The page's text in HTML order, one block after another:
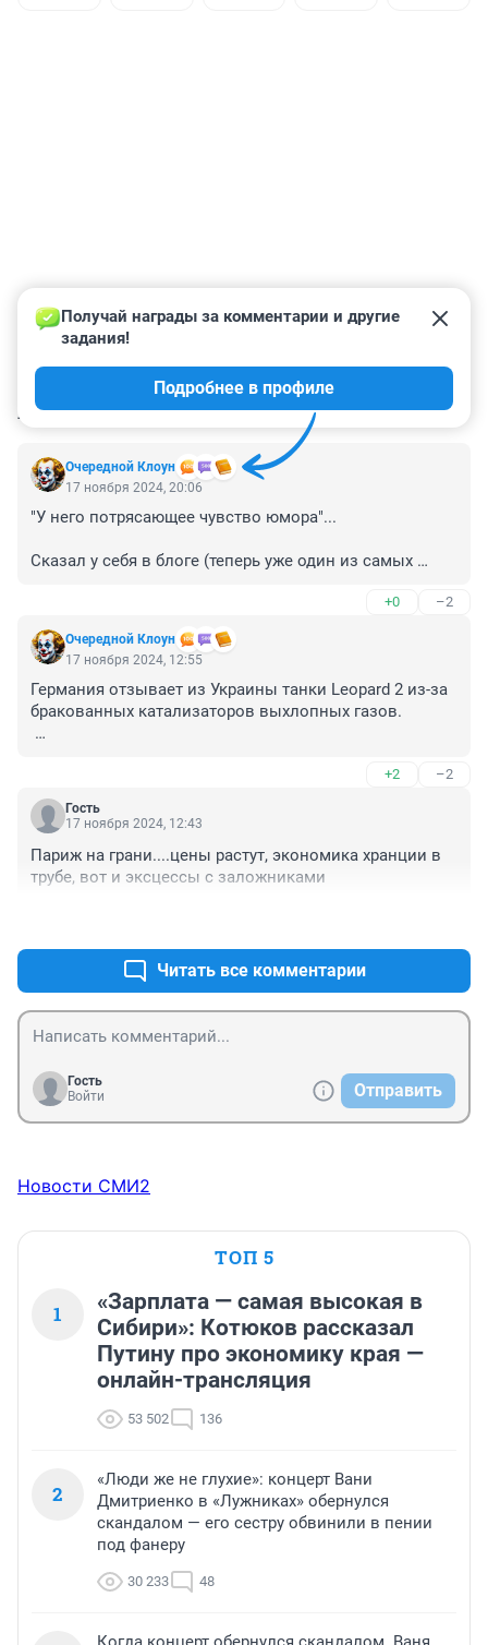
КОММЕНТАРИИ 7
Очередной Клоун
Получай награды за комментарии и другие
задания!
Подробнее в профиле
17 ноября 2024, 20:06
"У него потрясающее чувство юмора"...
Сказал у себя в блоге (теперь уже один из самых
Именно так он оценил реплику Зеленского, что
"Украина независимая от США страна, которую никто
не заставит сесть за стол переговоров, чтобы просто
"сидеть и слушать" (что им будут диктовать)".
+0 –2
Очередной Клоун
17 ноября 2024, 12:55
Германия отзывает из Украины танки Leopard 2 из-за
бракованных катализаторов выхлопных газов.
министерства обороны Германии объявил об отзыве
из Украины всех ранее поставленных танков Leopard
2 – оказалось, что в них могли использоваться
Боевые машины должны быть доставлены в ФРГ до
января, а устранение недостатков займёт ещё около 6
+2 –2
Гость
17 ноября 2024, 12:43
Париж на грани....цены растут, экономика хранции в
трубе, вот и эксцессы с заложниками
Читать все комментарии
Гость
Войти
Отправить
Новости СМИ2
ТОП 5
1
«Зарплата — самая высокая в
Сибири»: Котюков рассказал
Путину про экономику края —
онлайн-трансляция
53 502 136
2
«Люди же не глухие»: концерт Вани
Дмитриенко в «Лужниках» обернулся
скандалом — его сестру обвинили в пении
под фанеру
30 233 48